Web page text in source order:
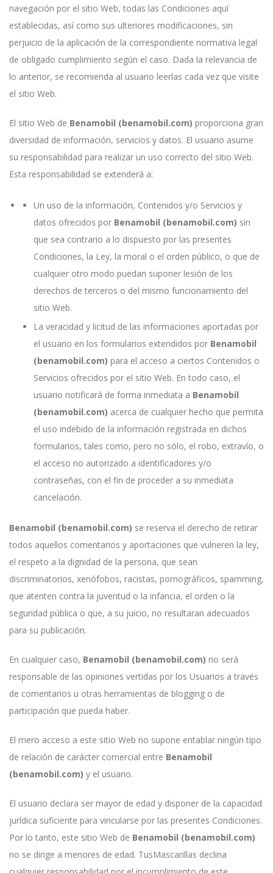
navegación por el sitio Web, todas las Condiciones aquí
establecidas, así como sus ulteriores modificaciones, sin
perjuicio de la aplicación de la correspondiente normativa legal
de obligado cumplimiento según el caso. Dada la relevancia de
lo anterior, se recomienda al usuario leerlas cada vez que visite
el sitio Web.
El sitio Web de Benamobil (benamobil.com) proporciona gran
diversidad de información, servicios y datos. El usuario asume
su responsabilidad para realizar un uso correcto del sitio Web.
Esta responsabilidad se extenderá a:
Un uso de la información, Contenidos y/o Servicios y
datos ofrecidos por Benamobil (benamobil.com) sin
que sea contrario a lo dispuesto por las presentes
Condiciones, la Ley, la moral o el orden público, o que de
cualquier otro modo puedan suponer lesión de los
derechos de terceros o del mismo funcionamiento del
sitio Web.
La veracidad y licitud de las informaciones aportadas por
el usuario en los formularios extendidos por Benamobil
(benamobil.com) para el acceso a ciertos Contenidos o
Servicios ofrecidos por el sitio Web. En todo caso, el
usuario notificará de forma inmediata a Benamobil
(benamobil.com) acerca de cualquier hecho que permita
el uso indebido de la información registrada en dichos
formularios, tales como, pero no sólo, el robo, extravío, o
el acceso no autorizado a identificadores y/o
contraseñas, con el fin de proceder a su inmediata
cancelación.
Benamobil (benamobil.com) se reserva el derecho de retirar
todos aquellos comentarios y aportaciones que vulneren la ley,
el respeto a la dignidad de la persona, que sean
discriminatorios, xenófobos, racistas, pornográficos, spamming,
que atenten contra la juventud o la infancia, el orden o la
seguridad pública o que, a su juicio, no resultaran adecuados
para su publicación.
En cualquier caso, Benamobil (benamobil.com) no será
responsable de las opiniones vertidas por los Usuarios a través
de comentarios u otras herramientas de blogging o de
participación que pueda haber.
El mero acceso a este sitio Web no supone entablar ningún tipo
de relación de carácter comercial entre Benamobil
(benamobil.com) y el usuario.
El usuario declara ser mayor de edad y disponer de la capacidad
jurídica suficiente para vincularse por las presentes Condiciones.
Por lo tanto, este sitio Web de Benamobil (benamobil.com)
no se dirige a menores de edad. TusMascarillas declina